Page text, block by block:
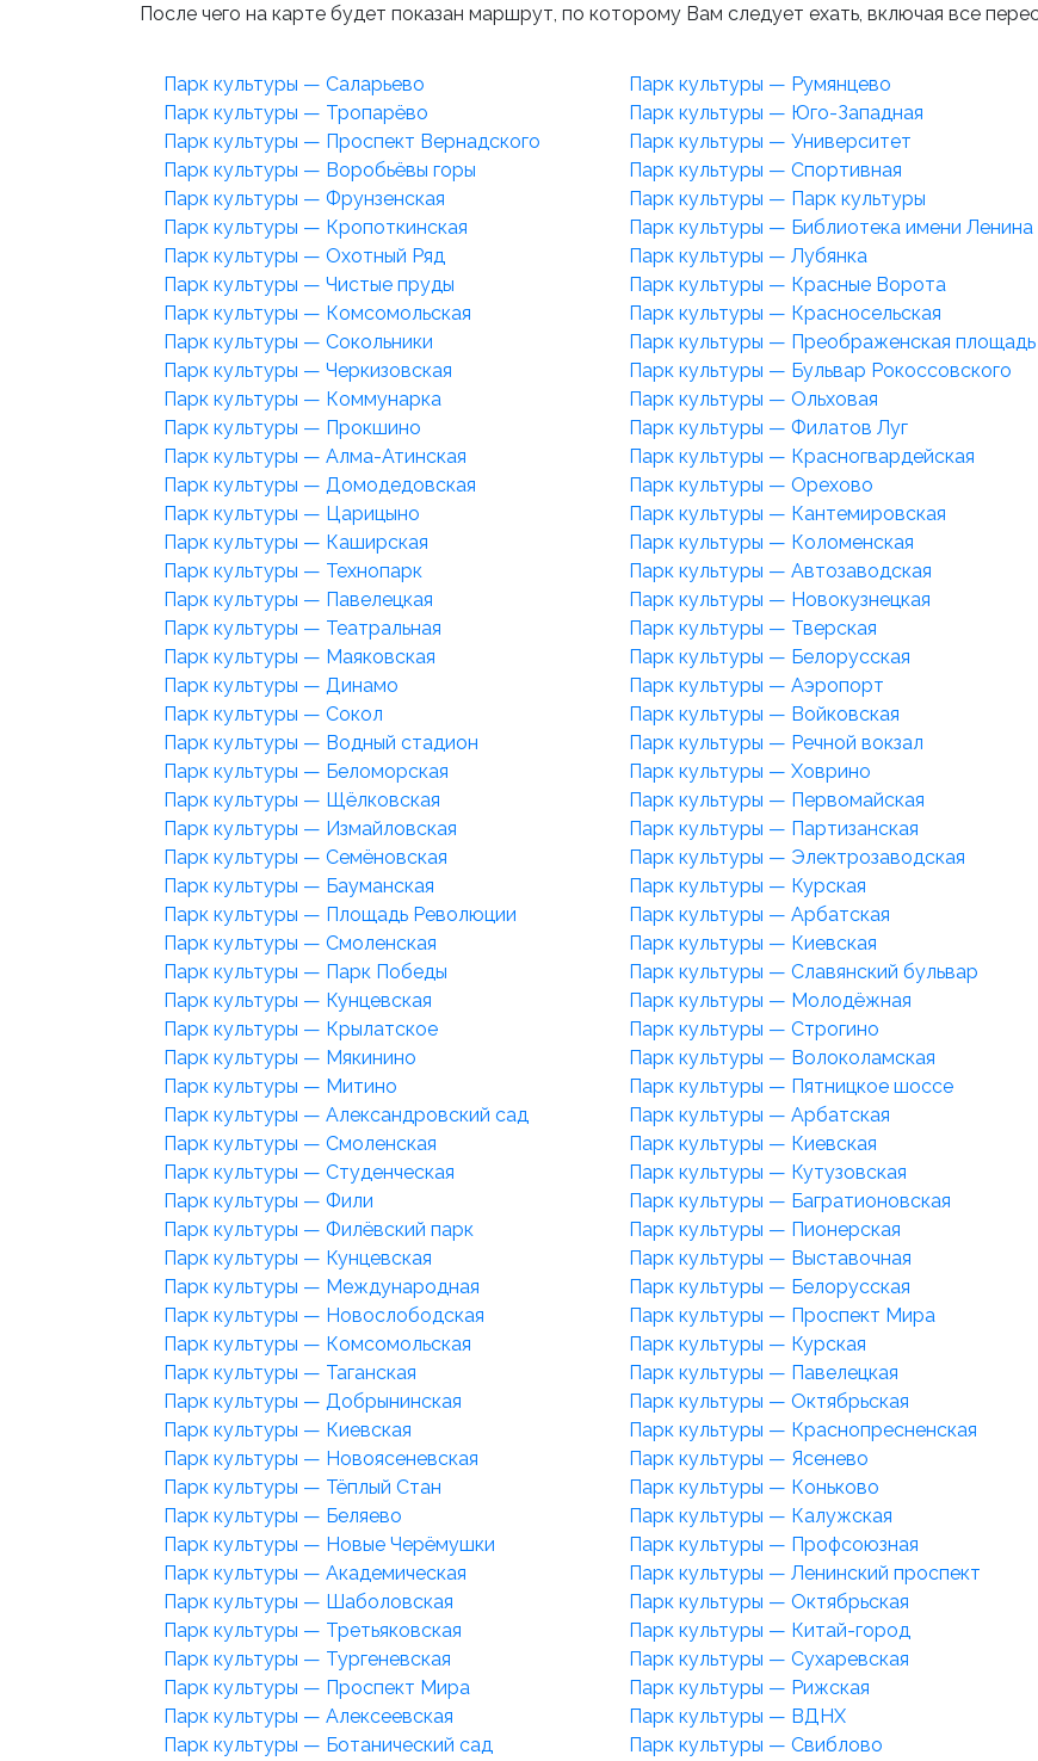
После чего на карте будет показан маршрут, по которому Вам следует ехать, включая все
Парк культуры — Саларьево
Парк культуры — Румянцево
Парк культуры — Тропарёво
Парк культуры — Юго-Западная
Парк культуры — Проспект Вернадского
Парк культуры — Университет
Парк культуры — Воробьёвы горы
Парк культуры — Спортивная
Парк культуры — Фрунзенская
Парк культуры — Парк культуры
Парк культуры — Кропоткинская
Парк культуры — Библиотека имени Ленина
Парк культуры — Охотный Ряд
Парк культуры — Лубянка
Парк культуры — Чистые пруды
Парк культуры — Красные Ворота
Парк культуры — Комсомольская
Парк культуры — Красносельская
Парк культуры — Сокольники
Парк культуры — Преображенская площадь
Парк культуры — Черкизовская
Парк культуры — Бульвар Рокоссовского
Парк культуры — Коммунарка
Парк культуры — Ольховая
Парк культуры — Прокшино
Парк культуры — Филатов Луг
Парк культуры — Алма-Атинская
Парк культуры — Красногвардейская
Парк культуры — Домодедовская
Парк культуры — Орехово
Парк культуры — Царицыно
Парк культуры — Кантемировская
Парк культуры — Каширская
Парк культуры — Коломенская
Парк культуры — Технопарк
Парк культуры — Автозаводская
Парк культуры — Павелецкая
Парк культуры — Новокузнецкая
Парк культуры — Театральная
Парк культуры — Тверская
Парк культуры — Маяковская
Парк культуры — Белорусская
Парк культуры — Динамо
Парк культуры — Аэропорт
Парк культуры — Сокол
Парк культуры — Войковская
Парк культуры — Водный стадион
Парк культуры — Речной вокзал
Парк культуры — Беломорская
Парк культуры — Ховрино
Парк культуры — Щёлковская
Парк культуры — Первомайская
Парк культуры — Измайловская
Парк культуры — Партизанская
Парк культуры — Семёновская
Парк культуры — Электрозаводская
Парк культуры — Бауманская
Парк культуры — Курская
Парк культуры — Площадь Революции
Парк культуры — Арбатская
Парк культуры — Смоленская
Парк культуры — Киевская
Парк культуры — Парк Победы
Парк культуры — Славянский бульвар
Парк культуры — Кунцевская
Парк культуры — Молодёжная
Парк культуры — Крылатское
Парк культуры — Строгино
Парк культуры — Мякинино
Парк культуры — Волоколамская
Парк культуры — Митино
Парк культуры — Пятницкое шоссе
Парк культуры — Александровский сад
Парк культуры — Арбатская
Парк культуры — Смоленская
Парк культуры — Киевская
Парк культуры — Студенческая
Парк культуры — Кутузовская
Парк культуры — Фили
Парк культуры — Багратионовская
Парк культуры — Филёвский парк
Парк культуры — Пионерская
Парк культуры — Кунцевская
Парк культуры — Выставочная
Парк культуры — Международная
Парк культуры — Белорусская
Парк культуры — Новослободская
Парк культуры — Проспект Мира
Парк культуры — Комсомольская
Парк культуры — Курская
Парк культуры — Таганская
Парк культуры — Павелецкая
Парк культуры — Добрынинская
Парк культуры — Октябрьская
Парк культуры — Киевская
Парк культуры — Краснопресненская
Парк культуры — Новоясеневская
Парк культуры — Ясенево
Парк культуры — Тёплый Стан
Парк культуры — Коньково
Парк культуры — Беляево
Парк культуры — Калужская
Парк культуры — Новые Черёмушки
Парк культуры — Профсоюзная
Парк культуры — Академическая
Парк культуры — Ленинский проспект
Парк культуры — Шаболовская
Парк культуры — Октябрьская
Парк культуры — Третьяковская
Парк культуры — Китай-город
Парк культуры — Тургеневская
Парк культуры — Сухаревская
Парк культуры — Проспект Мира
Парк культуры — Рижская
Парк культуры — Алексеевская
Парк культуры — ВДНХ
Парк культуры — Ботанический сад
Парк культуры — Свиблово